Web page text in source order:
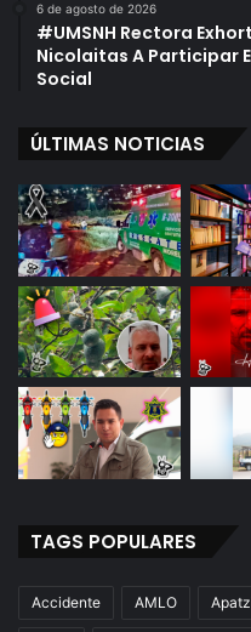
6 de agosto de 2026
#UMSNH Rectora
Nicolaitas A Participar
Social
ÚLTIMAS NOTICIAS
TAGS POPULARES
Accidente AMLO